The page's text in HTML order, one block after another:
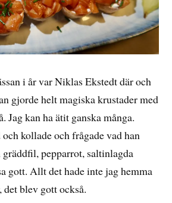
i år var Niklas Ekstedt där och
gjorde helt magiska krustader med
Jag kan ha ätit ganska många.
kollade och frågade vad han
gräddfil, pepparrot, saltinlagda
gott. Allt det hade inte jag hemma
det blev gott också.